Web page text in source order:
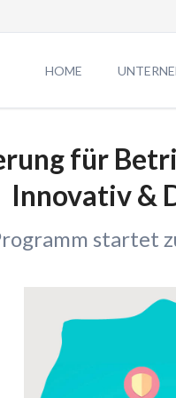
HOME
TEAM
CREARES
Odoo ERP
Neues
für
Innovativ &
startet